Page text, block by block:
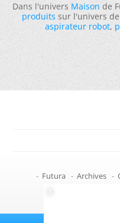
Dans l'universMaisonde
produitssur l'univers
aspirateur robot,
- Futura - Archives -